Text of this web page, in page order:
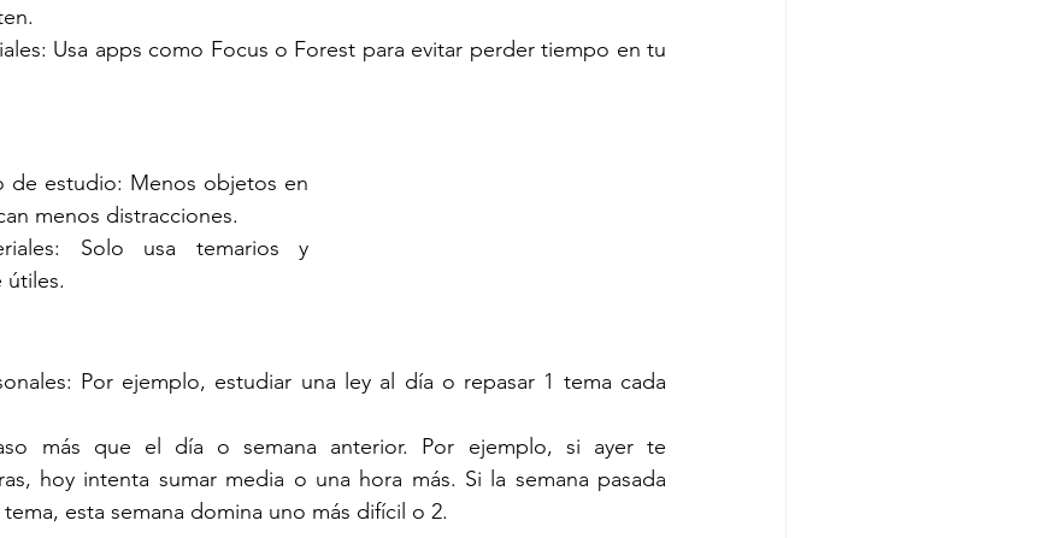
Usa apps como Focus o Forest para evitar perder tiempo en tu
de estudio: Menos objetos en
menos distracciones.
Solo usa temarios y
útiles.
Por ejemplo, estudiar una ley al día o repasar 1 tema cada
más que el día o semana anterior. Por ejemplo, si ayer te
hoy intenta sumar media o una hora más. Si la semana pasada
esta semana domina uno más difícil o 2.